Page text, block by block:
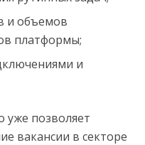
и объемов
платформы;
и
уже позволяет
вакансии в секторе